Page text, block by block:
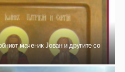
маченик Јован и другите со